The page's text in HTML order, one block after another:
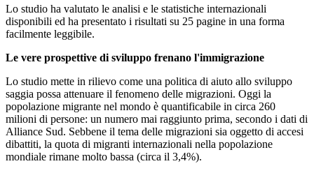
Lo studio ha valutato le analisi e le statistiche internazionali
disponibili ed ha presentato i risultati su 25 pagine in una forma
facilmente leggibile.
Le vere prospettive di sviluppo frenano l'immigrazione
Lo studio mette in rilievo come una politica di aiuto allo sviluppo
saggia possa attenuare il fenomeno delle migrazioni. Oggi la
popolazione migrante nel mondo è quantificabile in circa 260
milioni di persone: un numero mai raggiunto prima, secondo i dati di
Alliance Sud. Sebbene il tema delle migrazioni sia oggetto di accesi
dibattiti, la quota di migranti internazionali nella popolazione
mondiale rimane molto bassa (circa il 3,4%).